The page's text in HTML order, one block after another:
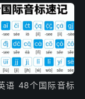
语 48个国际音标